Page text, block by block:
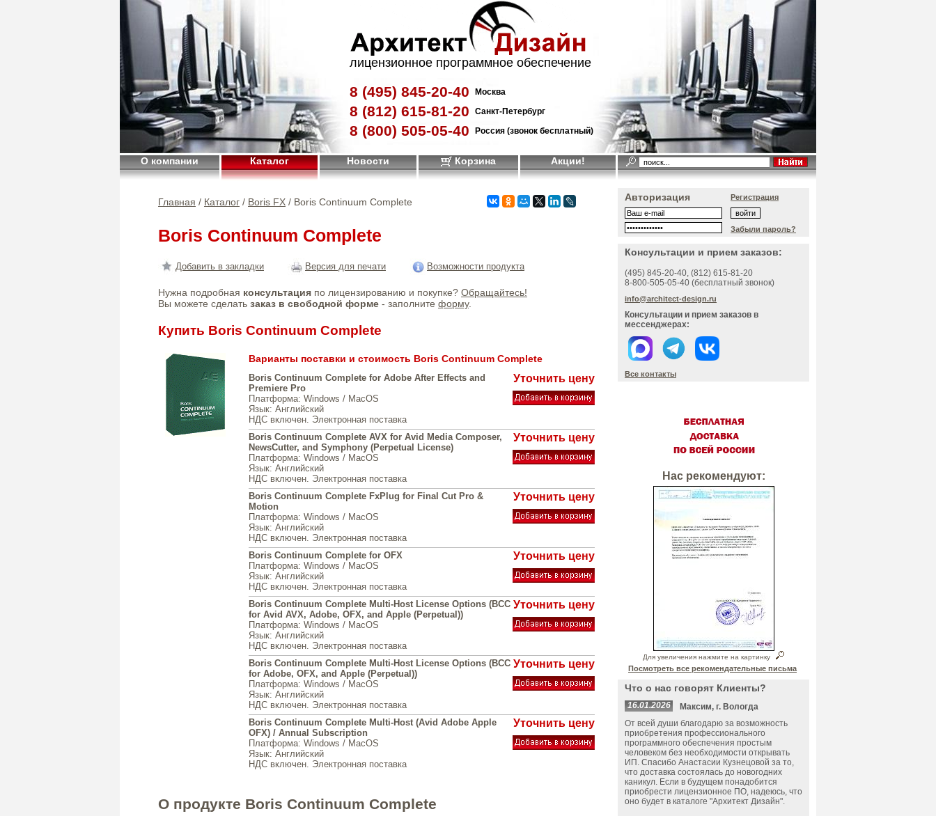
лицензионное программное обеспечение
8 (495) 845-20-40 Москва
8 (812) 615-81-20 Санкт-Петербург
8 (800) 505-05-40 Россия (звонок бесплатный)
О компании Каталог Новости Корзина Акции!
Главная / Каталог / Boris FX / Boris Continuum Complete
Boris Continuum Complete
Добавить в закладки Версия для печати Возможности продукта
Нужна подробная консультация по лицензированию и покупке? Обращайтесь!
Вы можете сделать заказ в свободной форме - заполните форму.
Купить Boris Continuum Complete
Варианты поставки и стоимость Boris Continuum Complete
Boris Continuum Complete for Adobe After Effects and
Premiere Pro
Платформа: Windows / MacOS
Язык: Английский
НДС включен. Электронная поставка
Уточнить цену
Boris Continuum Complete AVX for Avid Media Composer,
NewsCutter, and Symphony (Perpetual License)
Платформа: Windows / MacOS
Язык: Английский
НДС включен. Электронная поставка
Уточнить цену
Boris Continuum Complete FxPlug for Final Cut Pro &
Motion
Платформа: Windows / MacOS
Язык: Английский
НДС включен. Электронная поставка
Уточнить цену
Boris Continuum Complete for OFX
Платформа: Windows / MacOS
Язык: Английский
НДС включен. Электронная поставка
Уточнить цену
Boris Continuum Complete Multi-Host License Options (BCC
for Avid AVX, Adobe, OFX, and Apple (Perpetual))
Платформа: Windows / MacOS
Язык: Английский
НДС включен. Электронная поставка
Уточнить цену
Boris Continuum Complete Multi-Host License Options (BCC
for Adobe, OFX, and Apple (Perpetual))
Платформа: Windows / MacOS
Язык: Английский
НДС включен. Электронная поставка
Уточнить цену
Boris Continuum Complete Multi-Host (Avid Adobe Apple
OFX) / Annual Subscription
Платформа: Windows / MacOS
Язык: Английский
НДС включен. Электронная поставка
Уточнить цену
О продукте Boris Continuum Complete
Авторизация Регистрация
Забыли пароль?
Консультации и прием заказов:
(495) 845-20-40, (812) 615-81-20
8-800-505-05-40 (бесплатный звонок)
info@architect-design.ru
Консультации и прием заказов в
мессенджерах:
Все контакты
Нас рекомендуют:
Для увеличения нажмите на картинку
Посмотреть все рекомендательные письма
Что о нас говорят Клиенты?
16.01.2026
Максим, г. Вологда
От всей души благодарю за возможность
приобретения профессионального
программного обеспечения простым
человеком без необходимости открывать
ИП. Спасибо Анастасии Кузнецовой за то,
что доставка состоялась до новогодних
каникул. Если в будущем понадобится
приобрести лицензионное ПО, надеюсь, что
оно будет в каталоге "Архитект Дизайн".